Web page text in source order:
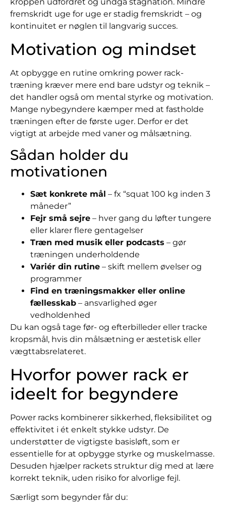
kroppen udfordret og undgå stagnation. Mindre
fremskridt uge for uge er stadig fremskridt – og
kontinuitet er nøglen til langvarig succes.
Motivation og mindset
At opbygge en rutine omkring power rack-
træning kræver mere end bare udstyr og teknik –
det handler også om mental styrke og motivation.
Mange nybegyndere kæmper med at fastholde
træningen efter de første uger. Derfor er det
vigtigt at arbejde med vaner og målsætning.
Sådan holder du
motivationen
Sæt konkrete mål – fx “squat 100 kg inden 3
måneder”
Fejr små sejre – hver gang du løfter tungere
eller klarer flere gentagelser
Træn med musik eller podcasts – gør
træningen underholdende
Variér din rutine – skift mellem øvelser og
programmer
Find en træningsmakker eller online
fællesskab – ansvarlighed øger
vedholdenhed
Du kan også tage før- og efterbilleder eller tracke
kropsmål, hvis din målsætning er æstetisk eller
vægttabsrelateret.
Hvorfor power rack er
ideelt for begyndere
Power racks kombinerer sikkerhed, fleksibilitet og
effektivitet i ét enkelt stykke udstyr. De
understøtter de vigtigste basisløft, som er
essentielle for at opbygge styrke og muskelmasse.
Desuden hjælper rackets struktur dig med at lære
korrekt teknik, uden risiko for alvorlige fejl.
Særligt som begynder får du: